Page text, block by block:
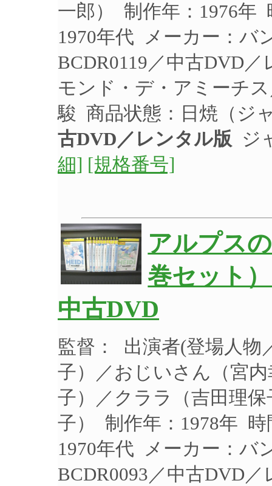
一郎） 制作年：1976年
1970年代 メーカー：バ
BCDR0119／中古DVD
モンド・デ・アミーチ
駿 商品状態：日焼（ジ
古DVD／レンタル版 ジ
細] [規格番号]
アルプス
巻セット
中古DVD
監督： 出演者(登場人物
子）／おじいさん（宮
子）／クララ（吉田理
子） 制作年：1978年
1970年代 メーカー：バ
BCDR0093／中古DVD